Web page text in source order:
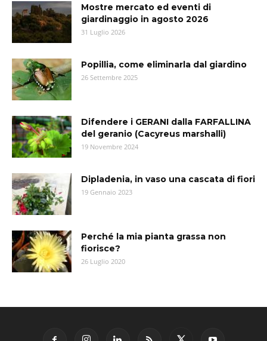
Mostre mercato ed eventi di
giardinaggio in agosto 2026
31 Luglio 2026
Popillia, come eliminarla dal giardino
26 Settembre 2025
Difendere i GERANI dalla FARFALLINA
del geranio (Cacyreus marshalli)
19 Novembre 2024
Dipladenia, in vaso una cascata di fiori
19 Gennaio 2023
Perché la mia pianta grassa non
fiorisce?
26 Luglio 2020